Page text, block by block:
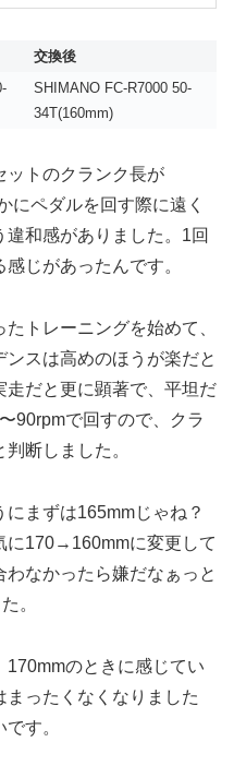
交換後
SHIMANO FC-R7000 50-
34T(160mm)
ットのクランク長が
にペダルを回す際に遠く
和感がありました。1回
じがあったんです。
トレーニングを始めて、
スは高めのほうが楽だと
走だと更に顕著で、平坦だ
90rpmで回すので、クラ
断しました。
まずは165mmじゃね？
に170→160mmに変更して
なかったら嫌だなぁっと
。
のときに感じてい
ったくなくなりました
す。